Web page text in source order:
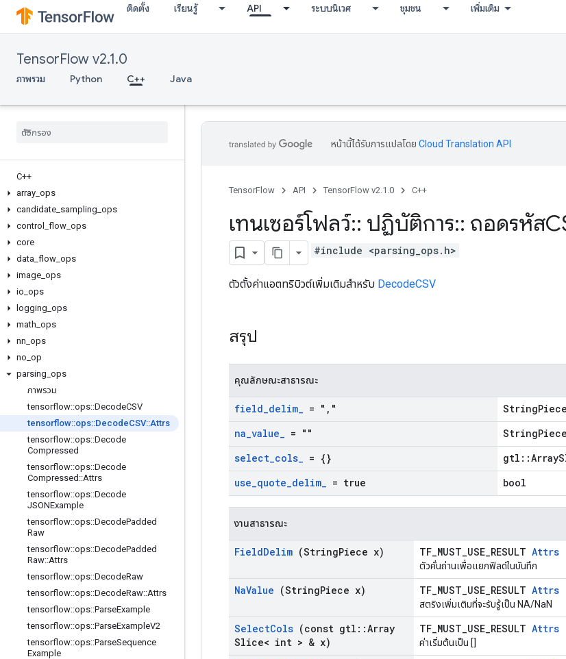
ติดตั้ง เรียนรู้ API ระบบนิเวศ ชุมชน เพิ่มเติม
TensorFlow v2.1.0
ภาพรวม Python C++ Java
C++
array ops
candidate sampling ops
control
flow ops
core
data flow ops
image ops
io ops
logging ops
math ops
nn ops
no op
parsing ops
ภาพรวม
tensorflow::ops::DecodeCSV
tensorflow::ops::DecodeCSV::Attrs
tensorflow::ops::Decode
Compressed
tensorflow::ops::Decode
Compressed ::Attrs
tensorflow::ops::Decode
JSONExample
tensorflow::ops::DecodePadded
Raw
tensorflow::ops::DecodePadded
Raw::Attrs
tensorflow::ops::DecodeRaw
tensorflow::ops::DecodeRaw::Attrs
tensorflow::ops::ParseExample
tensorflow::ops::ParseExampleV2
tensorflow::ops::ParseSequence
Example
หน้านี้ได้รับการแปลโดย Cloud Translation API
TensorFlow API TensorFlow v2.1.0 C++
เทนเซอร์โฟลว์:: ปฏิบัติการ:: ถอดรหัส
#include <parsing_ops.h>
ตัวตั้งค่าแอตทริบิวต์เพิ่มเติมสำหรับ DecodeCSV
สรุป
คุณลักษณะสาธารณะ
field_delim_ = " , "
StringPiece
na_value_ = ""
StringPiece
select_cols_ = {}
use_quote_delim_ = true bool
งานสาธารณะ
FieldDelim (StringPiece x) TF_MUST_USE_RESULT Attrs
ตัวคั่นถ่านเพื่อแยกฟิลด์ในบันทึก
NaValue (StringPiece x) TF_MUST_USE_RESULT Attrs
สตริงเพิ่มเติมที่จะรับรู้เป็น NA/NaN
SelectCols (const gtl ::Array
Slice< int > & x)
TF_MUST_USE_RESULT Attrs
ค่าเริ่มต้นเป็น []